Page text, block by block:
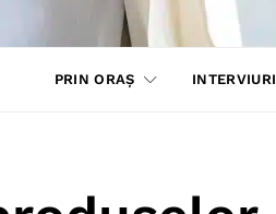
PRIN ORAȘ INTERVIURI